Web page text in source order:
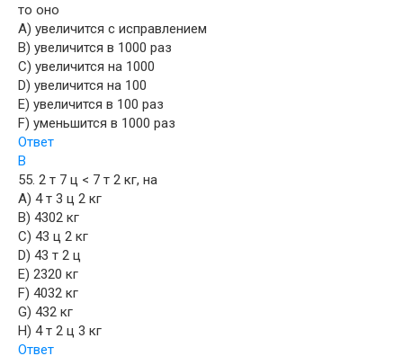
то оно
A) увеличится с исправлением
B) увеличится в 1000 раз
C) увеличится на 1000
D) увеличится на 100
E) увеличится в 100 раз
F) уменьшится в 1000 раз
Ответ
B
55. 2 т 7 ц < 7 т 2 кг, на
A) 4 т 3 ц 2 кг
B) 4302 кг
C) 43 ц 2 кг
D) 43 т 2 ц
E) 2320 кг
F) 4032 кг
G) 432 кг
H) 4 т 2 ц 3 кг
Ответ